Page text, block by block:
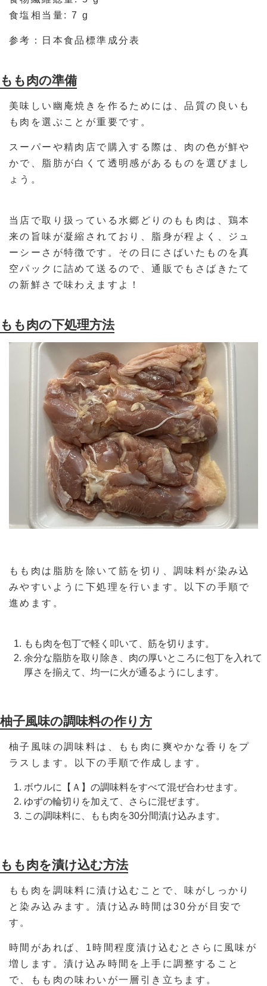
食塩相当量: 7 g
参考：日本食品標準成分表
もも肉の準備
美味しい幽庵焼きを作るためには、品質の良いも
も肉を選ぶことが重要です。
スーパーや精肉店で購入する際は、肉の色が鮮や
かで、脂肪が白くて透明感があるものを選びまし
ょう。
当店で取り扱っている水郷どりのもも肉は、鶏本
来の旨味が凝縮されており、脂身が程よく、ジュ
ーシーさが特徴です。その日にさばいたものを真
空パックに詰めて送るので、通販でもさばきたて
の新鮮さで味わえますよ！
もも肉の下処理方法
もも肉は脂肪を除いて筋を切り、調味料が染み込
みやすいように下処理を行います。以下の手順で
進めます。
もも肉を包丁で軽く叩いて、筋を切ります。
余分な脂肪を取り除き、肉の厚いところに包丁を入れて
厚さを揃えて、均一に火が通るようにします。
柚子風味の調味料の作り方
柚子風味の調味料は、もも肉に爽やかな香りをプ
ラスします。以下の手順で作成します。
ボウルに【Ａ】の調味料をすべて混ぜ合わせます。
ゆずの輪切りを加えて、さらに混ぜます。
この調味料に、もも肉を30分間漬け込みます。
もも肉を漬け込む方法
もも肉を調味料に漬け込むことで、味がしっかり
と染み込みます。漬け込み時間は30分が目安で
す。
時間があれば、1時間程度漬け込むとさらに風味が
増します。漬け込み時間を上手に調整すること
で、もも肉の味わいが一層引き立ちます。